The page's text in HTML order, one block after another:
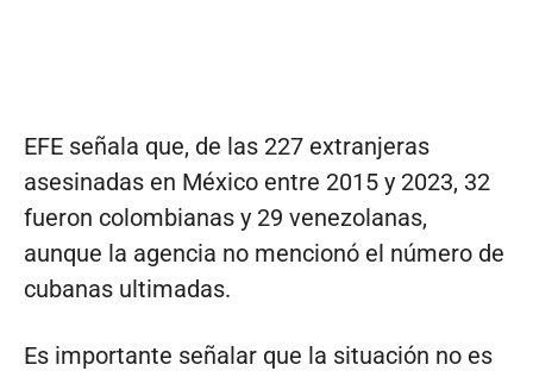
EFE señala que, de las 227 extranjeras
asesinadas en México entre 2015 y 2023, 32
fueron colombianas y 29 venezolanas,
aunque la agencia no mencionó el número de
cubanas ultimadas.
Es importante señalar que la situación no es